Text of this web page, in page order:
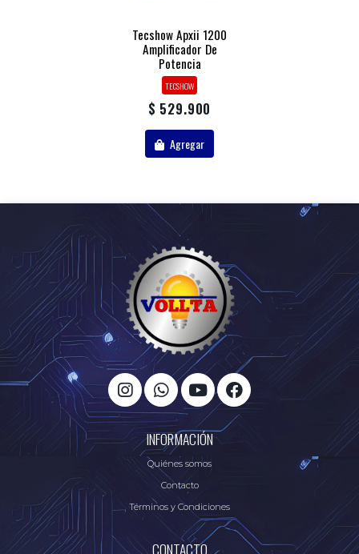
Tecshow Apxii 1200
Amplificador De
Potencia
TECSHOW
$ 529.900
Agregar
INFORMACIÓN
Quiénes somos
Contacto
Términos y Condiciones
CONTACTO